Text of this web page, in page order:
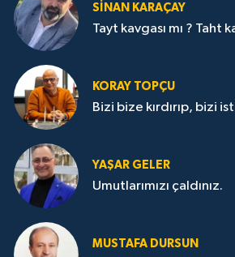
SİNAN KARAÇAY
Tayt kavgası mı ? Taht
KORAY TOPÇU
Bizi bize kırdırıp, bizi
YAŞAR GELER
Umutlarımızı çaldınız.
MUSTAFA DURSUN